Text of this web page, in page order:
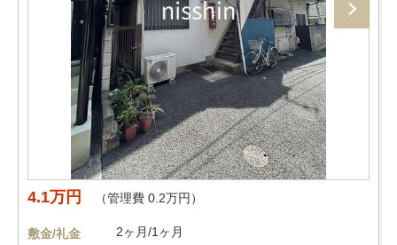
4.1万円 （管理費 0.2万円）
敷金/礼金
2ヶ月/1ヶ月